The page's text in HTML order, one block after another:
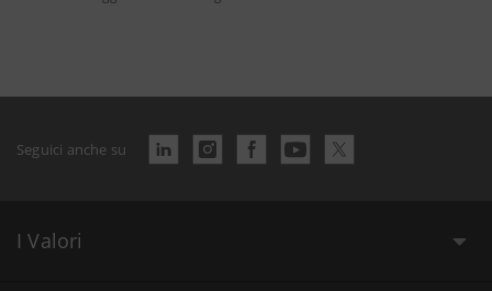
Seguici anche su
I Valori